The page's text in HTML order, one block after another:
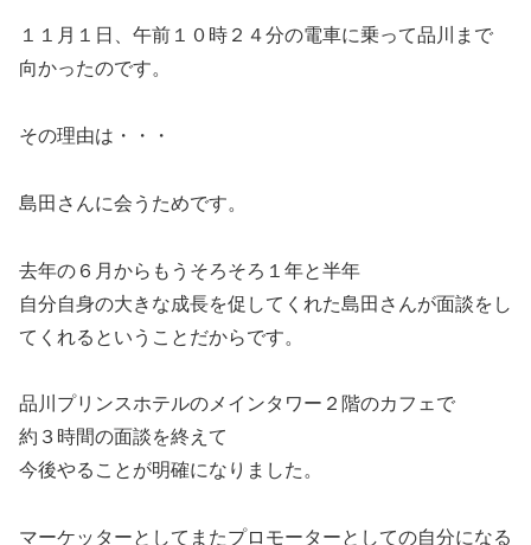
１１月１日、午前１０時２４分の電車に乗って品川まで
向かったのです。
その理由は・・・
島田さんに会うためです。
去年の６月からもうそろそろ１年と半年
自分自身の大きな成長を促してくれた島田さんが面談をし
てくれるということだからです。
品川プリンスホテルのメインタワー２階のカフェで
約３時間の面談を終えて
今後やることが明確になりました。
マーケッターとしてまたプロモーターとしての自分になる